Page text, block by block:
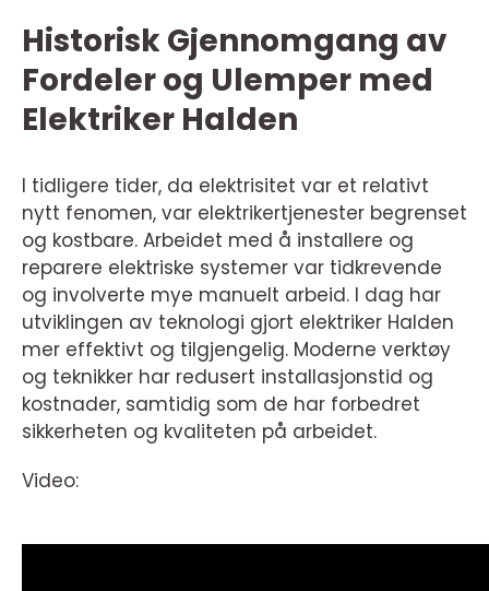
Historisk Gjennomgang av
Fordeler og Ulemper med
Elektriker Halden
I tidligere tider, da elektrisitet var et relativt
nytt fenomen, var elektrikertjenester begrenset
og kostbare. Arbeidet med å installere og
reparere elektriske systemer var tidkrevende
og involverte mye manuelt arbeid. I dag har
utviklingen av teknologi gjort elektriker Halden
mer effektivt og tilgjengelig. Moderne verktøy
og teknikker har redusert installasjonstid og
kostnader, samtidig som de har forbedret
sikkerheten og kvaliteten på arbeidet.
Video: